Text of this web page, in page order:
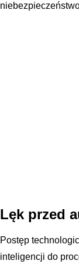
Lęk przed
Postęp
inteligencji do